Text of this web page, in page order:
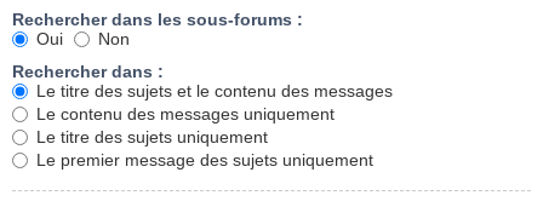
Rechercher dans les sous-forums :
Oui
Non
Rechercher dans :
Le titre des sujets et le contenu des messages
Le contenu des messages uniquement
Le titre des sujets uniquement
Le premier message des sujets uniquement